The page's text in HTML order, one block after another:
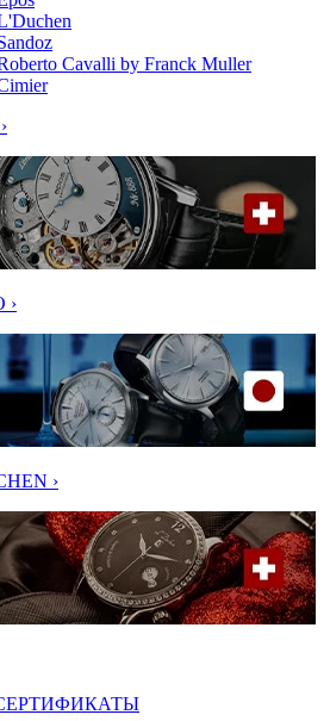
Cavalli by Franck Muller
›
›